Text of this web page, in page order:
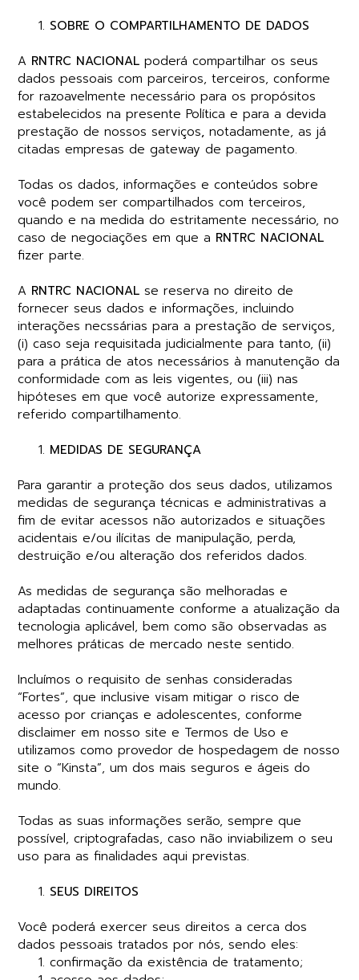
SOBRE O COMPARTILHAMENTO DE DADOS
A RNTRC NACIONAL poderá compartilhar os seus
dados pessoais com parceiros, terceiros, conforme
for razoavelmente necessário para os propósitos
estabelecidos na presente Política e para a devida
prestação de nossos serviços, notadamente, as já
citadas empresas de gateway de pagamento.
Todas os dados, informações e conteúdos sobre
você podem ser compartilhados com terceiros,
quando e na medida do estritamente necessário, no
caso de negociações em que a RNTRC NACIONAL
fizer parte.
A RNTRC NACIONAL se reserva no direito de
fornecer seus dados e informações, incluindo
interações necssárias para a prestação de serviços,
(i) caso seja requisitada judicialmente para tanto, (ii)
para a prática de atos necessários à manutenção da
conformidade com as leis vigentes, ou (iii) nas
hipóteses em que você autorize expressamente,
referido compartilhamento.
MEDIDAS DE SEGURANÇA
Para garantir a proteção dos seus dados, utilizamos
medidas de segurança técnicas e administrativas a
fim de evitar acessos não autorizados e situações
acidentais e/ou ilícitas de manipulação, perda,
destruição e/ou alteração dos referidos dados.
As medidas de segurança são melhoradas e
adaptadas continuamente conforme a atualização da
tecnologia aplicável, bem como são observadas as
melhores práticas de mercado neste sentido.
Incluímos o requisito de senhas consideradas
“Fortes”, que inclusive visam mitigar o risco de
acesso por crianças e adolescentes, conforme
disclaimer em nosso site e Termos de Uso e
utilizamos como provedor de hospedagem de nosso
site o “Kinsta”, um dos mais seguros e ágeis do
mundo.
Todas as suas informações serão, sempre que
possível, criptografadas, caso não inviabilizem o seu
uso para as finalidades aqui previstas.
SEUS DIREITOS
Você poderá exercer seus direitos a cerca dos
dados pessoais tratados por nós, sendo eles:
confirmação da existência de tratamento;